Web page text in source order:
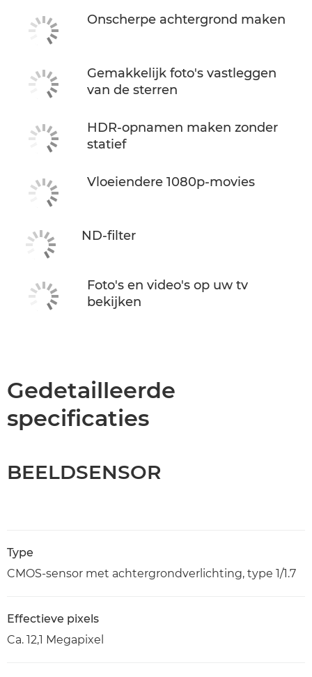
Onscherpe achtergrond maken
Gemakkelijk foto's vastleggen
van de sterren
HDR-opnamen maken zonder
statief
Vloeiendere 1080p-movies
ND-filter
Foto's en video's op uw tv
bekijken
Gedetailleerde
specificaties
BEELDSENSOR
Type
CMOS-sensor met achtergrondverlichting, type 1/1.7
Effectieve pixels
Ca. 12,1 Megapixel